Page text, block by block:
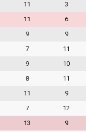
11 3
11 6
9 9
7 11
9 10
8 11
11 9
7 12
13 9